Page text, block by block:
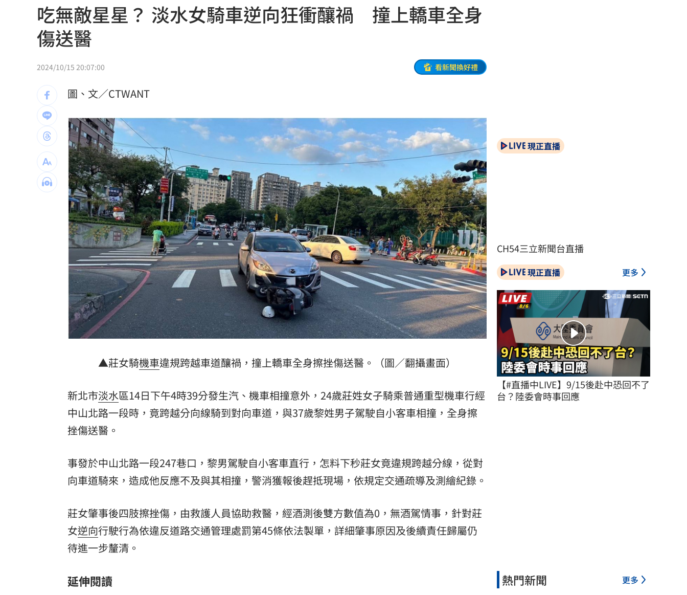
鬼門開遇日全食！命理師：別恐慌記住8字 16:38
新／注意！這家汽車零件股 1830召開重訊
高市熊本勘災片「有鋼琴BGM」挨轟不恰當
爸氣吃雞！走進超商開吃巨厚雞排 8塊桶雞
退出政壇求職…焦糖哥哥3輪面試沒錄取
剛分手李鍾碩 IU用前男友歌曲掀熱議 16:30
何志偉喊莫忘世上苦人多 韓國瑜脫口這句 16:30
紙鈔走入歷史？印度推塑膠鈔票防偽防水 16:29
《同伊》女星要嫁了 曝9月嫁企業家男友 16:28
台大醫研究瘦瘦針：13種癌症風險下降41% 16:27
徐乃麟玩安全之吻「戳洞狂親」！對方求饒 16:26
台灣彩券開獎直播中 20:31
LIVE三立+24小時直播 15:27
市場到酒場料理！可果美蕃茄醬創無限可能 12:00
父親節送會拉筋的按摩椅 爸爸「筋歡喜」 18:00
油品食安事件引關注 挑選保健食品要注意 13:00
酷澎「爸氣父親節」國際官方品牌齊聚
罕病博士彭士齊 輪椅上的生命覺醒！ 11:00
吃無敵星星？ 淡水女騎車逆向狂衝釀禍 撞上轎車全身
傷送醫
2024/10/15 20:07:00 看新聞換好禮
圖、文／CTWANT
▲莊女騎機車違規跨越車道釀禍，撞上轎車全身擦挫傷送醫。（圖／翻攝畫面）
新北市淡水區14日下午4時39分發生汽、機車相撞意外，24歲莊姓女子騎乘普通重型機車行經
中山北路一段時，竟跨越分向線騎到對向車道，與37歲黎姓男子駕駛自小客車相撞，全身擦
挫傷送醫。
事發於中山北路一段247巷口，黎男駕駛自小客車直行，怎料下秒莊女竟違規跨越分線，從對
向車道騎來，造成他反應不及與其相撞，警消獲報後趕抵現場，依規定交通疏導及測繪紀錄。
莊女肇事後四肢擦挫傷，由救護人員協助救醫，經酒測後雙方數值為0，無酒駕情事，針對莊
女逆向行駛行為依違反道路交通管理處罰第45條依法製單，詳細肇事原因及後續責任歸屬仍
待進一步釐清。
延伸閱讀
現正直播
CH54三立新聞台直播
現正直播 更多
【#直播中LIVE】9/15後赴中恐回不了
台？陸委會時事回應
熱門新聞 更多